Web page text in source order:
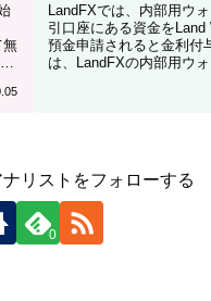
無
LandFXでは、内部用ウ
引口座にある資金を
預金申請されると金利付
は、LandFXの内部用ウ
ナリストをフォローする
0